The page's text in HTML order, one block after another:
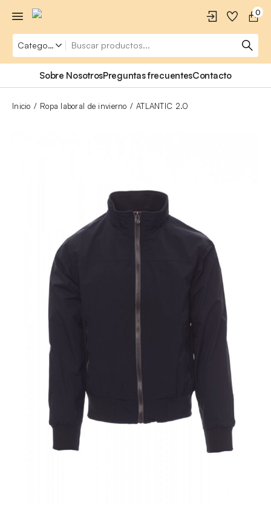
0
Sobre NosotrosPreguntas frecuentesContacto
Inicio Ropa laboral de invierno ATLANTIC 2.0